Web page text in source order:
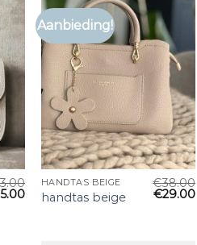
Aanbieding!
HANDTAS BEIGE
handtas beige
€38.00
€29.00